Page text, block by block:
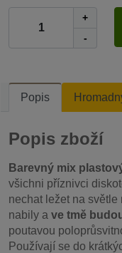
+
-
Popis
Popis zboží
Barevný mix
všichni příznivci
nechat ležet na
nabily a ve tmě
poutavou
Používají se do